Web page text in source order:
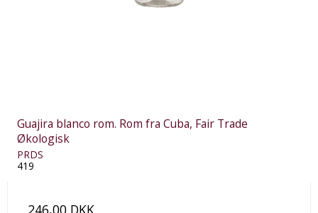
Guajira blanco rom. Rom fra Cuba, Fair Trade
Økologisk
PRDS
419